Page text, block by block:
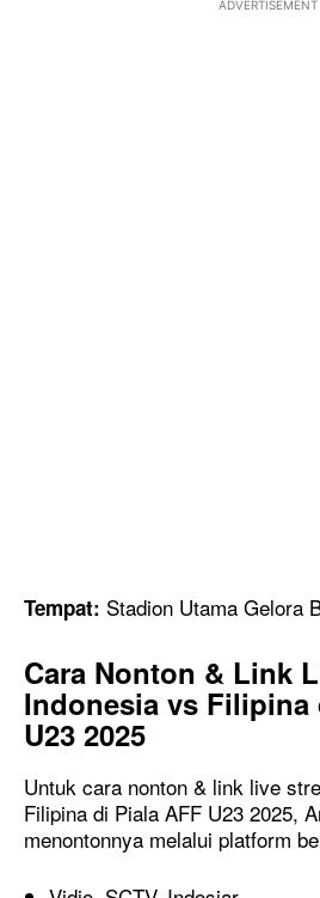
ADVERTISEMENT
Tempat: Stadion Utama Gelora
Cara Nonton & Link
Indonesia vs Filipina
U23 2025
Untuk cara nonton & link live
Filipina di Piala AFF U23 2025,
menontonnya melalui platform